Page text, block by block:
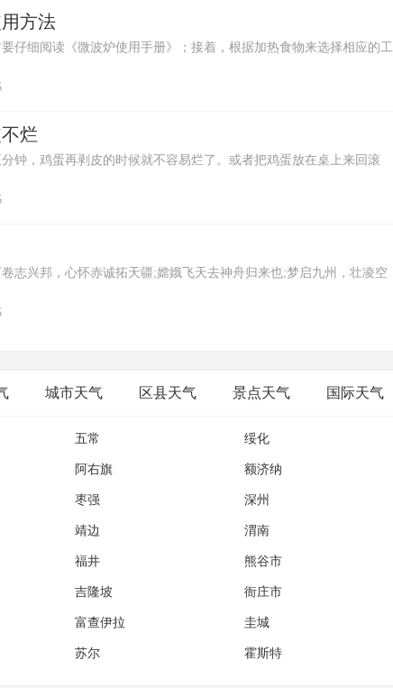
方法
仔细阅读《微波炉使用手册》；接着，根据加热食物来选择相应的工
就可以取出食物。
烂
钟，鸡蛋再剥皮的时候就不容易烂了。或者把鸡蛋放在桌上来回滚
熟后剥鸡蛋皮，鸡蛋就不会烂了。
志兴邦，心怀赤诚拓天疆;嫦娥飞天去神舟归来也;梦启九州，壮凌空
天之魂;高精尖，创国际一流;诚信爱，续世纪航天。
城市天气 区县天气 景点天气 国际天气
五常 绥化
阿右旗 额济纳
枣强 深州
靖边 渭南
福井 熊谷市
吉隆坡 衙庄市
富查伊拉 圭城
苏尔 霍斯特